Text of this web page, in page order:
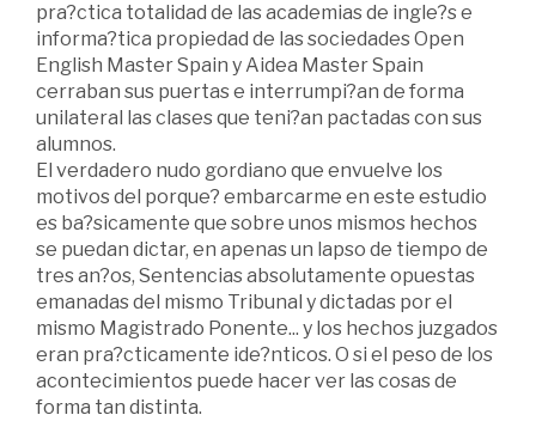
pra?ctica totalidad de las academias de ingle?s e
informa?tica propiedad de las sociedades Open
English Master Spain y Aidea Master Spain
cerraban sus puertas e interrumpi?an de forma
unilateral las clases que teni?an pactadas con sus
alumnos.
El verdadero nudo gordiano que envuelve los
motivos del porque? embarcarme en este estudio
es ba?sicamente que sobre unos mismos hechos
se puedan dictar, en apenas un lapso de tiempo de
tres an?os, Sentencias absolutamente opuestas
emanadas del mismo Tribunal y dictadas por el
mismo Magistrado Ponente... y los hechos juzgados
eran pra?cticamente ide?nticos. O si el peso de los
acontecimientos puede hacer ver las cosas de
forma tan distinta.